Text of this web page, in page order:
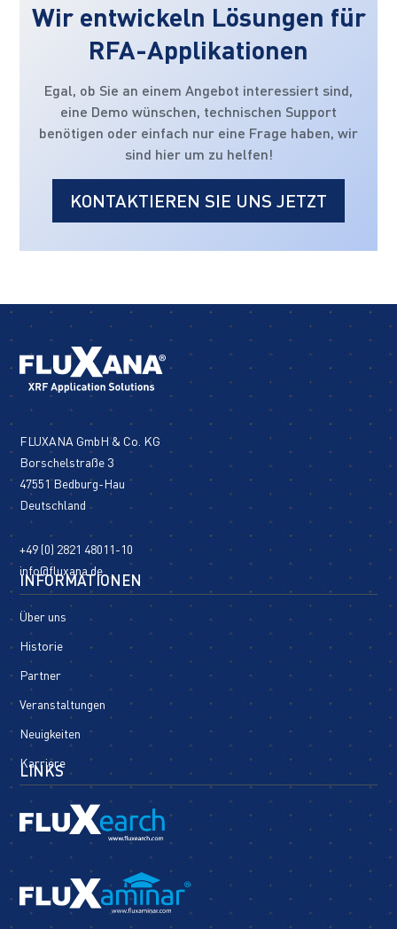
Wir entwickeln Lösungen für
RFA-Applikationen
Egal, ob Sie an einem Angebot interessiert sind,
eine Demo wünschen, technischen Support
benötigen oder einfach nur eine Frage haben, wir
sind hier um zu helfen!
KONTAKTIEREN SIE UNS JETZT
FLUXANA GmbH & Co. KG
Borschelstraße 3
47551 Bedburg-Hau
Deutschland
+49 (0) 2821 48011-10
info@fluxana.de
INFORMATIONEN
Über uns
Historie
Partner
Veranstaltungen
Neuigkeiten
Karriere
LINKS